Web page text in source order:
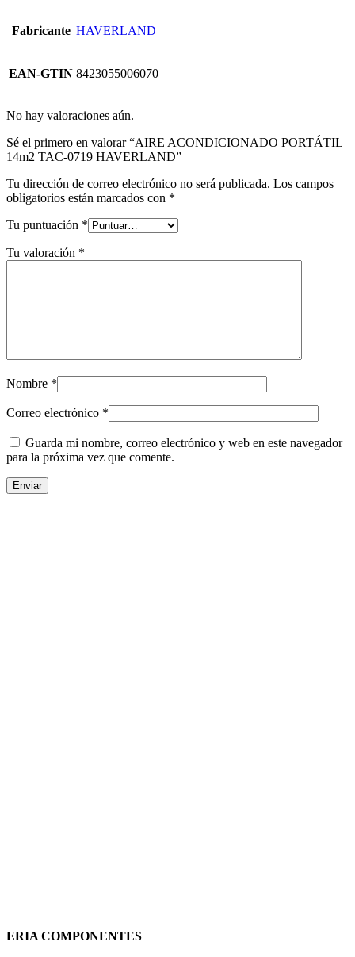
Fabricante HAVERLAND
EAN-GTIN 8423055006070
No hay valoraciones aún.
Sé el primero en valorar “AIRE ACONDICIONADO PORTÁTIL
14m2 TAC-0719 HAVERLAND”
Tu dirección de correo electrónico no será publicada. Los campos
obligatorios están marcados con *
Tu puntuación *
Tu valoración *
Nombre *
Correo electrónico *
Guarda mi nombre, correo electrónico y web en este navegador
para la próxima vez que comente.
ERIA COMPONENTES